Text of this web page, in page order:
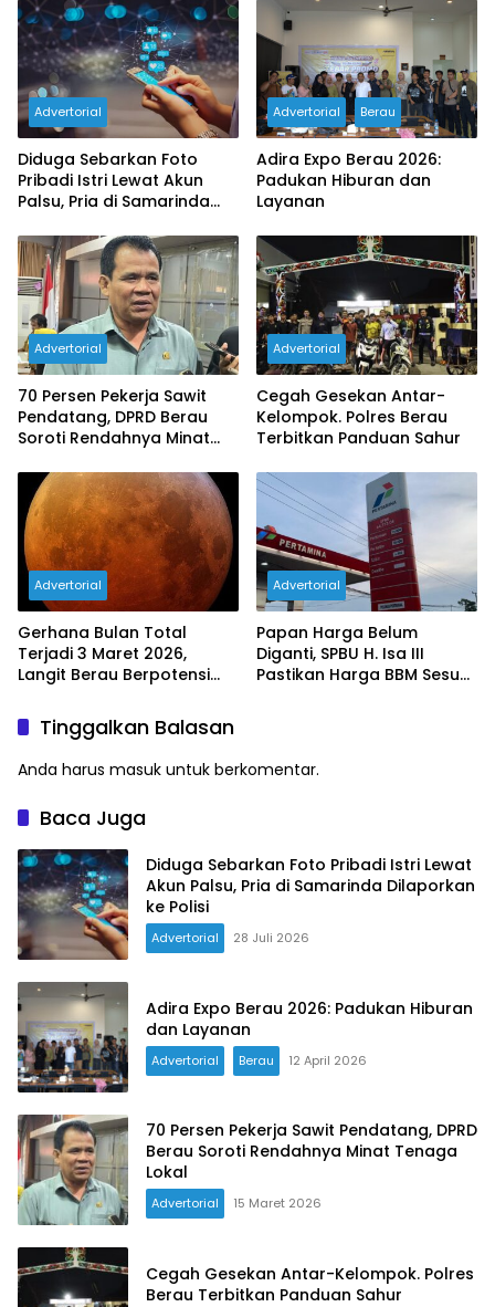
Advertorial
Diduga Sebarkan Foto
Pribadi Istri Lewat Akun
Palsu, Pria di Samarinda
Advertorial Berau
Adira Expo Berau 2026:
Padukan Hiburan dan
Layanan
Advertorial
70 Persen Pekerja Sawit
Pendatang, DPRD Berau
Soroti Rendahnya Minat
Advertorial
Cegah Gesekan Antar-
Kelompok. Polres Berau
Terbitkan Panduan Sahur
Advertorial
Gerhana Bulan Total
Terjadi 3 Maret 2026,
Langit Berau Berpotensi
Advertorial
Papan Harga Belum
Diganti, SPBU H. Isa III
Pastikan Harga BBM Sesuai
Tinggalkan Balasan
Anda harus masuk untuk berkomentar.
Baca Juga
Diduga Sebarkan Foto Pribadi Istri Lewat
Akun Palsu, Pria di Samarinda Dilaporkan
ke Polisi
Advertorial 28 Juli 2026
Adira Expo Berau 2026: Padukan Hiburan
dan Layanan
Advertorial Berau 12 April 2026
70 Persen Pekerja Sawit Pendatang, DPRD
Berau Soroti Rendahnya Minat Tenaga
Lokal
Advertorial 15 Maret 2026
Cegah Gesekan Antar-Kelompok. Polres
Berau Terbitkan Panduan Sahur